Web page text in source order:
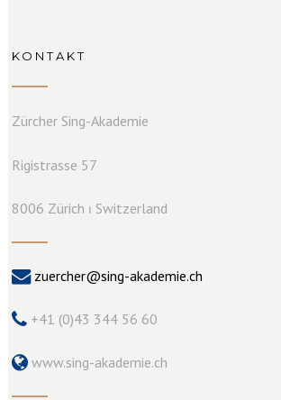
KONTAKT
Zürcher Sing-Akademie
Rigistrasse 57
8006 Zürich ⏐ Switzerland
zuercher@sing-akademie.ch
+41 (0)43 344 56 60
www.sing-akademie.ch